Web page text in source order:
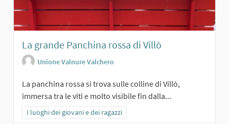
La grande Panchina rossa di Villò
Unione Valnure Valchero
La panchina rossa si trova sulle colline di Villò,
immersa tra le viti e molto visibile fin dalla...
Filtra i risultati per categoria: I luoghi dei giovani e dei ragazzi
I luoghi dei giovani e dei ragazzi